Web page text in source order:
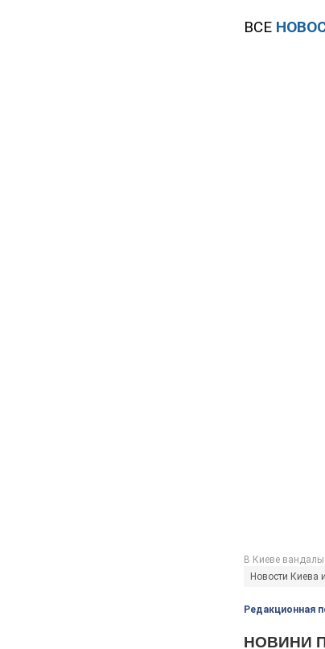
ВСЕ
Новости Киева
Редакционная